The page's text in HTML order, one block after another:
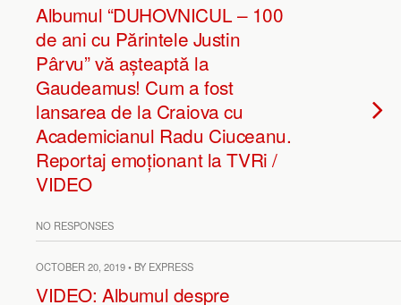
Albumul “DUHOVNICUL – 100
de ani cu Părintele Justin
Pârvu” vă așteaptă la
Gaudeamus! Cum a fost
lansarea de la Craiova cu
Academicianul Radu Ciuceanu.
Reportaj emoționant la TVRi /
VIDEO
NO RESPONSES
OCTOBER 20, 2019 • BY EXPRESS
VIDEO: Albumul despre